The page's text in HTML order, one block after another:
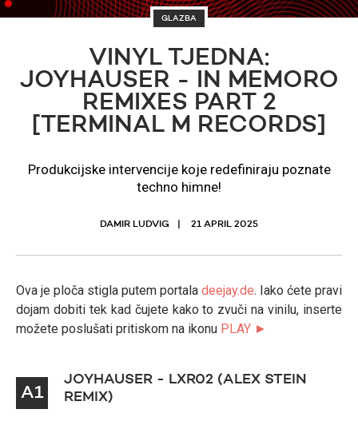
GLAZBA
VINYL TJEDNA:
JOYHAUSER - IN MEMORO
REMIXES PART 2
[TERMINAL M RECORDS]
Produkcijske intervencije koje redefiniraju poznate
techno himne!
DAMIR LUDVIG 21 APRIL 2025
Ova je ploča stigla putem portala deejay.de. Iako ćete pravi
dojam dobiti tek kad čujete kako to zvuči na vinilu, inserte
možete poslušati pritiskom na ikonu PLAY ►
A1
JOYHAUSER - LXR02 (ALEX STEIN
REMIX)